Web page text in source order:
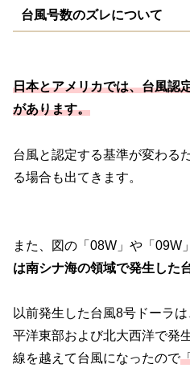
台風号数のズレについて
日本とアメリカでは、台風認
があります。
台風と認定する基準が変わる
る場合も出てきます。
また、図の「08W」や「09W
は南シナ海の領域で発生した
以前発生した台風8号ドーラ
平洋東部および北大西洋で発
線を越えて台風になったので